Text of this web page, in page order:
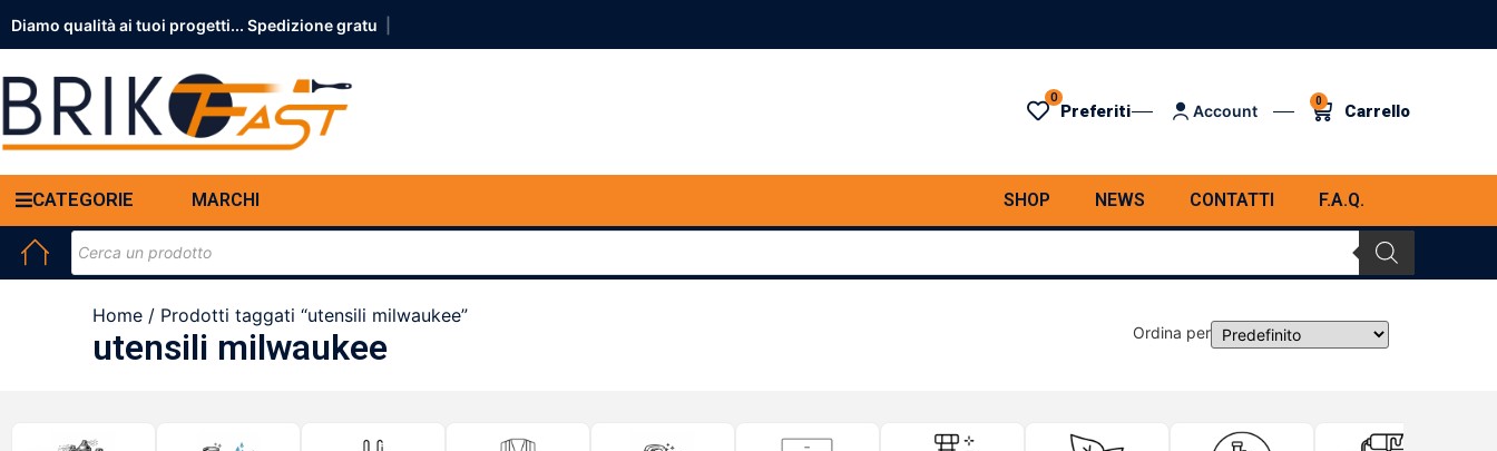
Diamo qualità ai tuoi progetti... S |
0
Preferiti Account
0 Carrello
CATEGORIE MARCHI SHOP NEWS CONTATTI F.A.Q.
Home/ Prodotti taggati “utensili milwaukee”
utensili milwaukee Ordina per
Sort Products